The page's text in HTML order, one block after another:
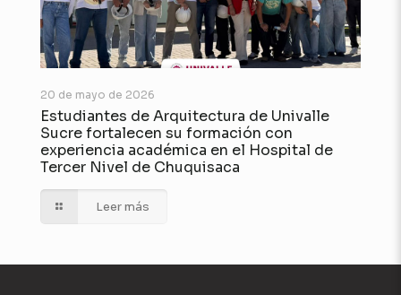
20 de mayo de 2026
Estudiantes de Arquitectura de Univalle
Sucre fortalecen su formación con
experiencia académica en el Hospital de
Tercer Nivel de Chuquisaca
Leer más